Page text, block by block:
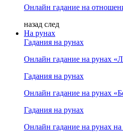
Онлайн гадание на
назад след
На рунах
Гадания на рунах
Онлайн гадание на рунах
Гадания на рунах
Онлайн гадание на рунах
Гадания на рунах
Онлайн гадание на рунах на